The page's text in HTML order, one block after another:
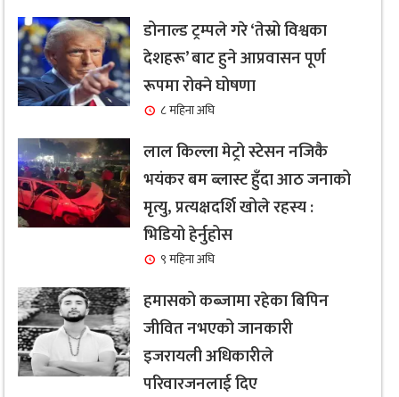
डोनाल्ड ट्रम्पले गरे ‘तेस्रो विश्वका
देशहरू’ बाट हुने आप्रवासन पूर्ण
रूपमा रोक्ने घोषणा
८ महिना अघि
लाल किल्ला मेट्रो स्टेसन नजिकै
भयंकर बम ब्लास्ट हुँदा आठ जनाको
मृत्यु, प्रत्यक्षदर्शि खोले रहस्य :
भिडियो हेर्नुहोस
९ महिना अघि
हमासको कब्जामा रहेका बिपिन
जीवित नभएको जानकारी
इजरायली अधिकारीले
परिवारजनलाई दिए